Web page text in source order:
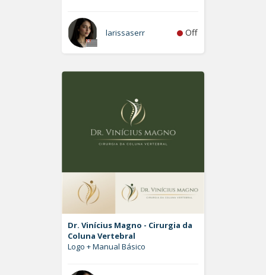
larissaserr Off
Dr. Vinícius Magno - Cirurgia da
Coluna Vertebral
Logo + Manual Básico